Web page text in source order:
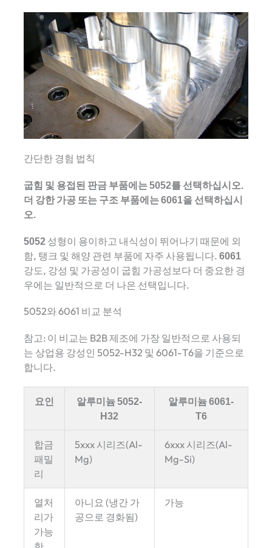
간단한 경험 법칙
굽힘 및 용접된 판금 부품에는 5052를 선택하십시오.
더 강한 가공 또는 구조 부품에는 6061을 선택하십시
오.
5052성형이 용이하고 내식성이 뛰어나기 때문에 외
함, 탱크 및 해양 관련 부품에 자주 사용됩니다. 6061
강도, 강성 및 가공성이 굽힘 가공성보다 더 중요한 경
우에는 일반적으로 더 나은 선택입니다.
5052와 6061 비교 분석
참고: 이 비교는 B2B 제조에 ​​가장 일반적으로 사용되
는 상업용 강성인 5052-H32 및 6061-T6을 기준으로
합니다.
요인
알루미늄 5052-
H32
알루미늄 6061-
T6
합금
패밀
리
5xxx 시리즈(Al-
Mg)
6xxx 시리즈(Al-
Mg-Si)
열처
리가
가능
아니요 (냉간 가
공으로 경화됨)
가능